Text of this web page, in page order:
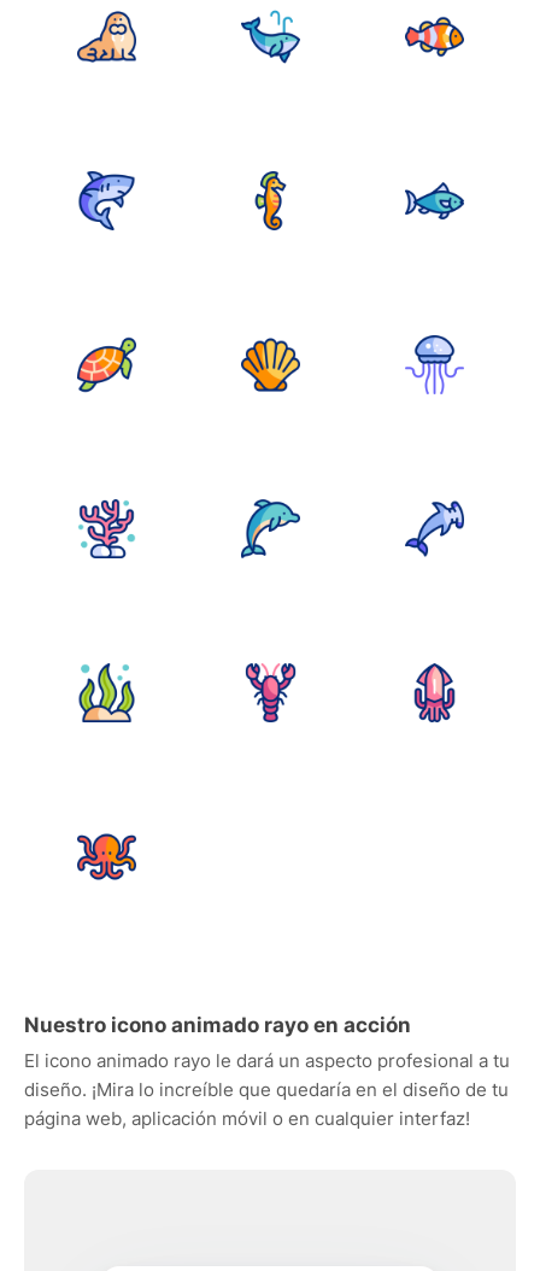
Nuestro icono animado rayo en acción
El icono animado rayo le dará un aspecto profesional a tu
diseño. ¡Mira lo increíble que quedaría en el diseño de tu
página web, aplicación móvil o en cualquier interfaz!